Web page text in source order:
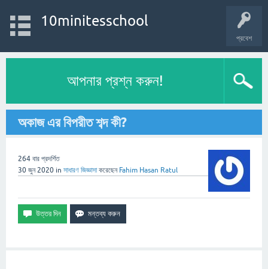
প্রবেশ
10minitesschool
আপনার প্রশ্ন করুন!
অকাজ এর বিপরীত শব্দ কী?
264 বার প্রদর্শিত
30 জুন 2020 in সাধারণ জিজ্ঞাসা করেছেন Fahim Hasan Ratul